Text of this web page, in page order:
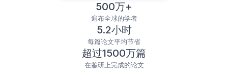
500万+
遍布全球的学者
5.2小时
每篇论文平均节省
超过1500万篇
在鉴研上完成的论文